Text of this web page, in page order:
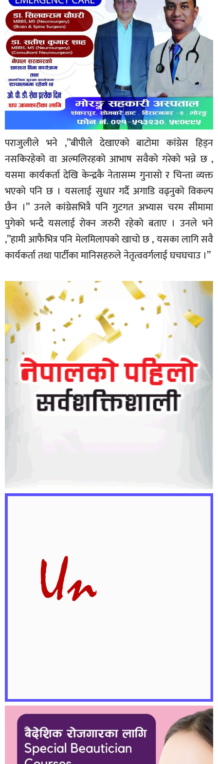
पराजुलीले भने ,”बीपीले देखाएको बाटोमा कांग्रेस हिड्न
नसकिरहेको वा अल्मलिरहको आभाष सवैको गरेको भन्ने छ ,
यसमा कार्यकर्ता देखि केन्द्रकै नेतासम्म गुनासो र चिन्ता व्यक्त
भएको पनि छ । यसलाई सुधार गर्दै अगाडि वढ्नुको विकल्प
छैन ।” उनले कांग्रेसभित्रै पनि गुटगत अभ्यास चरम सीमामा
पुगेको भन्दै यसलाई रोक्न जरुरी रहेको बताए । उनले भने
,”हामी आफैभित्र पनि मेलमिलापको खाचो छ , यसका लागि सवै
कार्यकर्ता तथा पार्टीका मानिसहरुले नेतृत्ववर्गलाई घचघचाउ ।”